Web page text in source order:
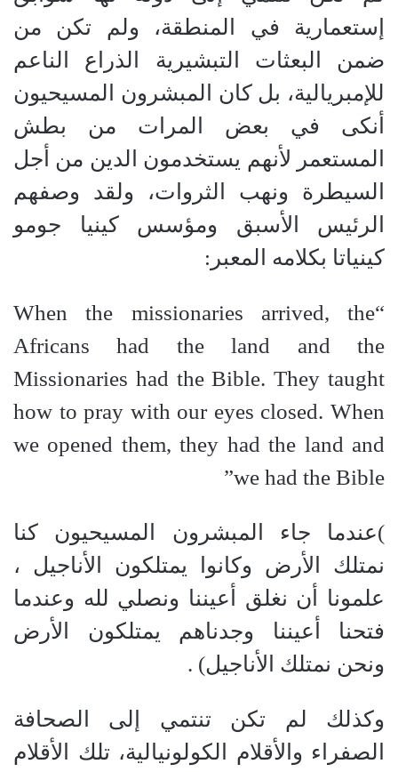
إستعمارية في المنطقة، ولم تكن من
ضمن البعثات التبشيرية الذراع الناعم
للإمبريالية، بل كان المبشرون المسيحيون
أنكى في بعض المرات من بطش
المستعمر لأنهم يستخدمون الدين من أجل
السيطرة ونهب الثروات، ولقد وصفهم
الرئيس الأسبق ومؤسس كينيا جومو
كينياتا بكلامه المعبر :
“When the missionaries arrived, the
Africans had the land and the
Missionaries had the Bible. They taught
how to pray with our eyes closed. When
we opened them, they had the land and
we had the Bible”
)عندما جاء المبشرون المسيحيون كنا
نمتلك الأرض وكانوا يمتلكون الأناجيل ،
علمونا أن نغلق أعيننا ونصلي لله وعندما
فتحنا أعيننا وجدناهم يمتلكون الأرض
ونحن نمتلك الأناجيل) .
وكذلك لم تكن تنتمي إلى الصحافة
الصفراء والأقلام الكولونيالية، تلك الأقلام